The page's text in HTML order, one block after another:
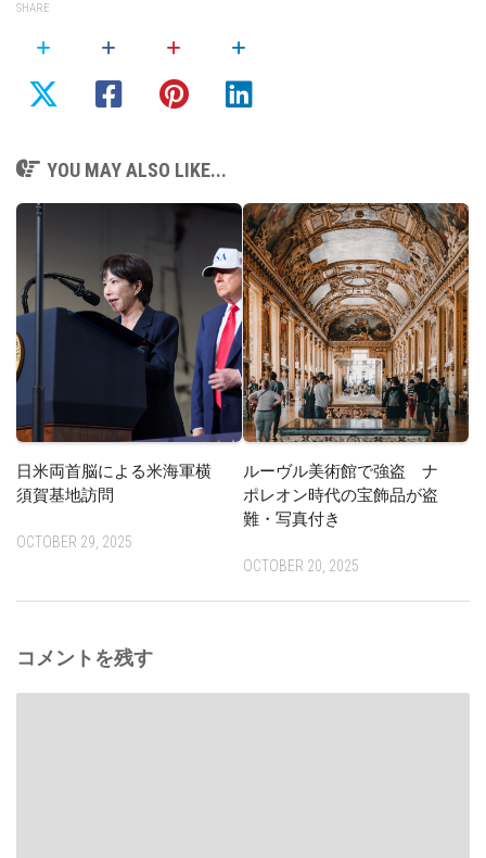
SHARE
YOU MAY ALSO LIKE...
日米両首脳による米海軍横
須賀基地訪問
OCTOBER 29, 2025
ルーヴル美術館で強盗 ナ
ポレオン時代の宝飾品が盗
難・写真付き
OCTOBER 20, 2025
コメントを残す